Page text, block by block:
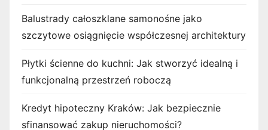
Balustrady całoszklane samonośne jako
szczytowe osiągnięcie współczesnej architektury
Płytki ścienne do kuchni: Jak stworzyć idealną i
funkcjonalną przestrzeń roboczą
Kredyt hipoteczny Kraków: Jak bezpiecznie
sfinansować zakup nieruchomości?